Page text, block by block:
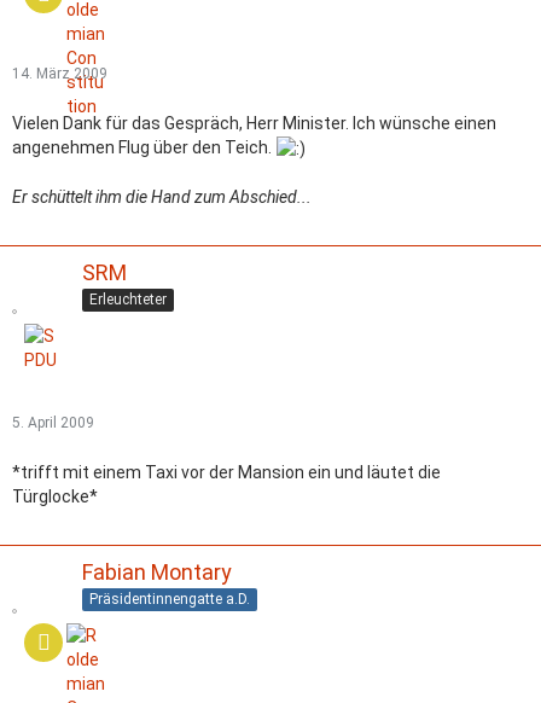
14. März 2009
Vielen Dank für das Gespräch, Herr Minister. Ich wünsche einen
angenehmen Flug über den Teich.
Er schüttelt ihm die Hand zum Abschied...
SRM
Erleuchteter
5. April 2009
*trifft mit einem Taxi vor der Mansion ein und läutet die
Türglocke*
Fabian Montary
Präsidentinnengatte a.D.